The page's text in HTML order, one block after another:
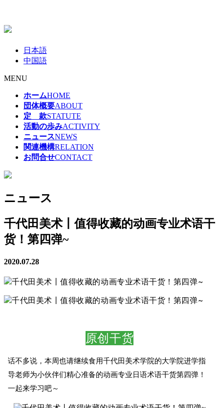
日本語
中国語
MENU
ホームHOME
団体概要ABOUT
定 款STATUTE
活動の歩みACTIVITY
ニュースNEWS
関連機構RELATION
お問合せCONTACT
ニュース
千代田美术丨值得收藏的动画专业术语干
货！第四弹~
2020.07.28
原创干货
话不多说，本周也请继续食用千代田美术学院的大学院进学指
导老师为小伙伴们精心准备的动画专业日语术语干货第四弹 ！
一起来学习吧～